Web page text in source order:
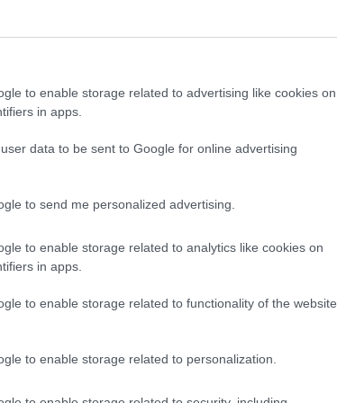
to enable storage related to advertising like cookies on
in apps.
data to be sent to Google for online advertising
to send me personalized advertising.
to enable storage related to analytics like cookies on
in apps.
to enable storage related to functionality of the website
to enable storage related to personalization.
νιώθω άσχημα γι’ αυτό — αλλά όλα
έγραψε χαρακτηριστικά,